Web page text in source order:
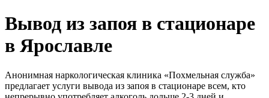
Вывод из запоя в стационаре
в Ярославле
Анонимная наркологическая клиника «Похмельная служба»
предлагает услуги вывода из запоя в стационаре всем, кто